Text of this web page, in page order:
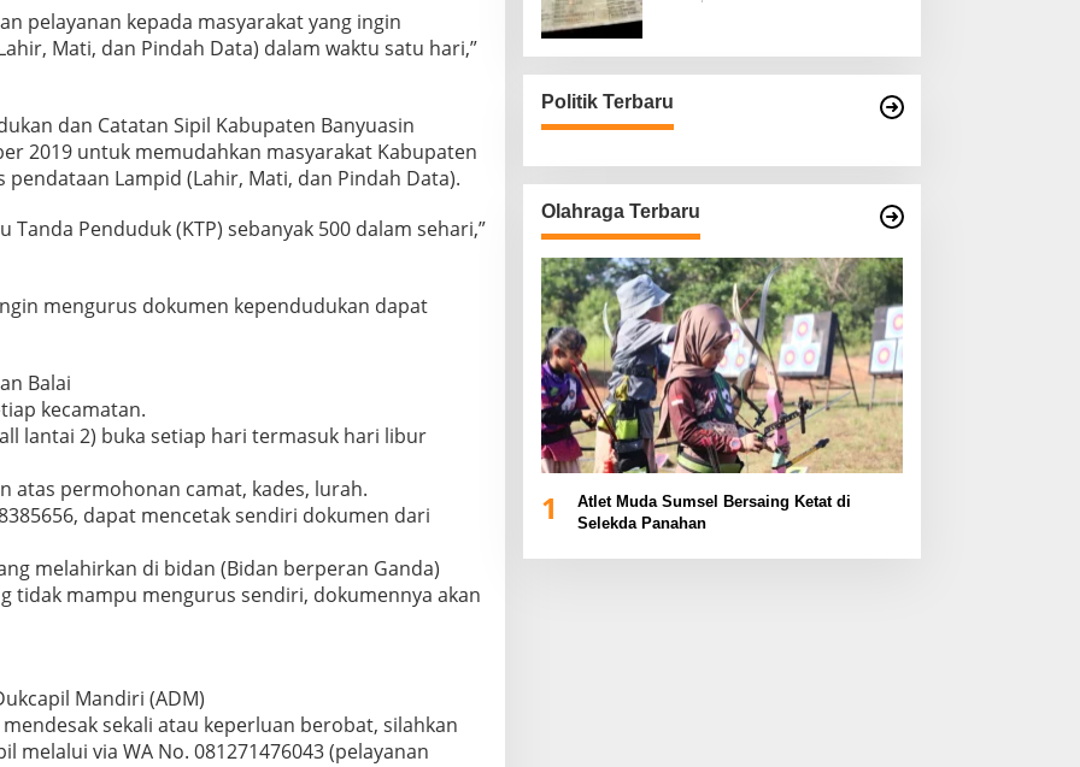
pelayanan kepada masyarakat yang ingin
Mati, dan Pindah Data) dalam waktu satu hari,”
dan Catatan Sipil Kabupaten Banyuasin
2019 untuk memudahkan masyarakat Kabupaten
Lampid (Lahir, Mati, dan Pindah Data).
Tanda Penduduk (KTP) sebanyak 500 dalam sehari,”
mengurus dokumen kependudukan dapat
Balai
kecamatan.
lantai 2) buka setiap hari termasuk hari libur
atas permohonan camat, kades, lurah.
dapat mencetak sendiri dokumen dari
melahirkan di bidan (Bidan berperan Ganda)
tidak mampu mengurus sendiri, dokumennya akan
Mandiri (ADM)
sekali atau keperluan berobat, silahkan
melalui via WA No. 081271476043 (pelayanan
Politik Terbaru
Olahraga Terbaru
1
Atlet Muda Sumsel Bersaing Ketat di
Selekda Panahan